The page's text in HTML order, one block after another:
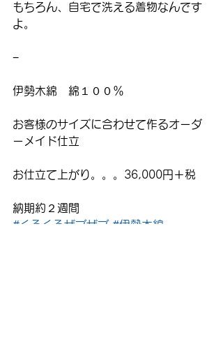
もちろん、自宅で洗える着物なんです
よ。
−
伊勢木綿　綿１００％
お客様のサイズに合わせて作るオーダ
ーメイド仕立
お仕立て上がり。。。36,000円＋税
納期約２週間
#くるくるザブザブ #伊勢木綿